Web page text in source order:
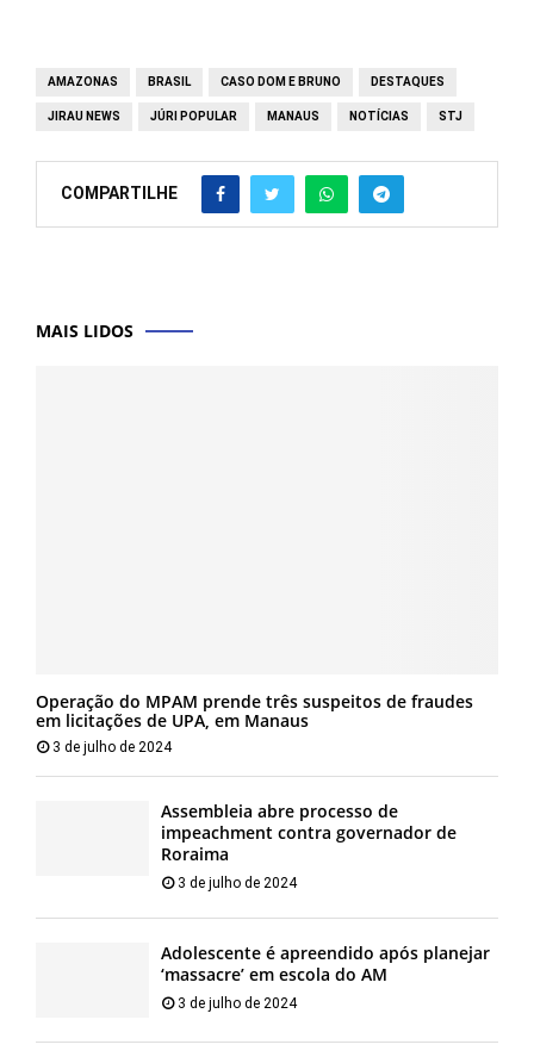
AMAZONAS BRASIL CASO DOM E BRUNO DESTAQUES
JIRAU NEWS JÚRI POPULAR MANAUS NOTÍCIAS STJ
COMPARTILHE
MAIS LIDOS
Operação do MPAM prende três suspeitos de fraudes
em licitações de UPA, em Manaus
3 de julho de 2024
Assembleia abre processo de
impeachment contra governador de
Roraima
3 de julho de 2024
Adolescente é apreendido após planejar
‘massacre’ em escola do AM
3 de julho de 2024